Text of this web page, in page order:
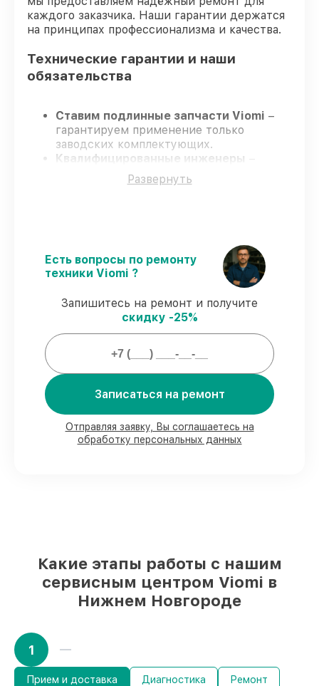
каждого заказчика. Наши гарантии держатся
на принципах профессионализма и качества.
Технические гарантии и наши
обязательства
Ставим подлинные запчасти Viomi –
гарантируем применение только
заводских комплектующих.
Квалифицированные инженеры
проходят постоянное обучение, что
подтверждает уровень их
– все все виды
ремонта защищены гарантийной
поддержкой до 3 лет.
Мы гарантируем:
работ выполняем в присутствии
клиента
запчастей Viomi есть в наличии в
мастерской или на складе в Нижнем
Новгороде, остальные поступают
оперативно
Фирменные детали Viomi и
Развернуть
Есть вопросы по ремонту
техники Viomi ?
Запишитесь на ремонт и получите
скидку -25%
Записаться на ремонт
Отправляя заявку, Вы соглашаетесь на
обработку персональных данных
Какие этапы работы с нашим
сервисным центром Viomi в
Нижнем Новгороде
1
Прием и доставка Диагностика Ремонт